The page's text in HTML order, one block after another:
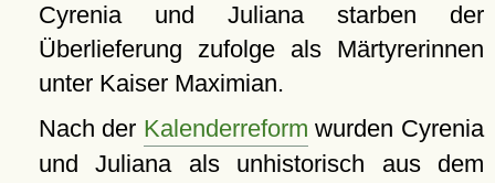
Cyrenia und Juliana starben der
Überlieferung zufolge als Märtyrerinnen
unter Kaiser Maximian.
Nach der Kalenderreform wurden Cyrenia
und Juliana als unhistorisch aus dem